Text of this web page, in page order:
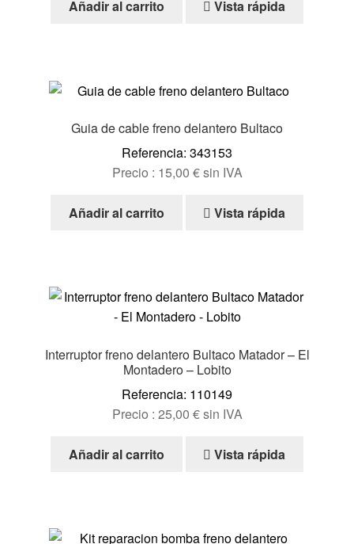
Añadir al carrito Vista rápida
Guia de cable freno delantero Bultaco
Referencia: 343153
Precio : 15,00 €sin IVA
Añadir al carrito Vista rápida
Interruptor freno delantero Bultaco Matador – El
Montadero – Lobito
Referencia: 110149
Precio : 25,00 €sin IVA
Añadir al carrito Vista rápida